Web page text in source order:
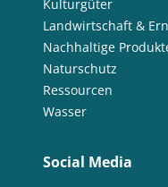
Kulturgüter
Landwirtschaft &
Nachhaltige
Naturschutz
Ressourcen
Wasser
Social Media